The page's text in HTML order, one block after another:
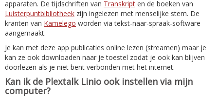
apparaten. De tijdschriften van Transkript en de boeken van
Luisterpuntbibliotheek zijn ingelezen met menselijke stem. De
kranten van Kamelego worden via tekst-naar-spraak-software
aangemaakt.
Je kan met deze app publicaties online lezen (streamen) maar je
kan ze ook downloaden naar je toestel zodat je ook kan blijven
doorlezen als je niet bent verbonden met het internet.
Kan ik de Plextalk Linio ook instellen via mijn
computer?